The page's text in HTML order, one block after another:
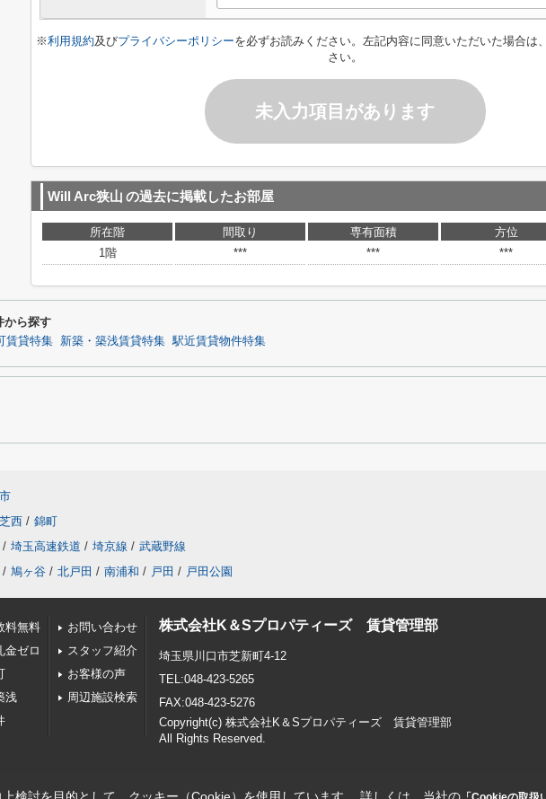
※利用規約及びプライバシーポリシーを必ずお読みください。左記内容に同意いただいた場合は
さい。
未入力項目があります
Will Arc狭山 の過去に掲載したお部屋
所在階 間取り 専有面積 方位
1階
*** *** ***
から探す
賃貸特集 新築・築浅賃貸特集 駅近賃貸物件特集
芝西 / 錦町
/ 埼玉高速鉄道 / 埼京線 / 武蔵野線
/ 鳩ヶ谷 / 北戸田 / 南浦和 / 戸田 / 戸田公園
料無料
金ゼロ
浅
お問い合わせ
スタッフ紹介
お客様の声
周辺施設検索
株式会社K＆Sプロパティーズ 賃貸管理部
埼玉県川口市芝新町4-12
TEL:048-423-5265
FAX:048-423-5276
Copyright(c) 株式会社K＆Sプロパティーズ 賃貸管理部
All Rights Reserved.